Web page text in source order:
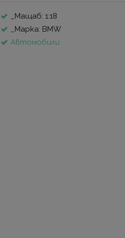
_Мащаб: 1:18
_Марка: BMW
Автомобили